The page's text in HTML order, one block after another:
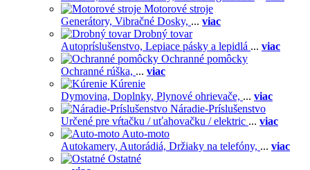
Motorové stroje
Generátory, Vibračné Dosky, ... viac
Drobný tovar
Autopríslušenstvo, Lepiace pásky a lepidlá ... viac
Ochranné pomôcky
Ochranné rúška, ... viac
Kúrenie
Dymovina, Doplnky, Plynové ohrievače, ... viac
Náradie-Príslušenstvo
Určené pre vŕtačku / uťahovačku / elektric ... viac
Auto-moto
Autokamery, Autorádiá, Držiaky na telefóny, ... viac
Ostatné